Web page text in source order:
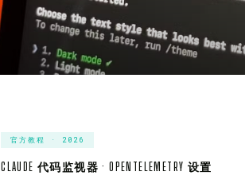
官方教程 · 2026
CLAUDE 代码监视器 · OPENTELEMETRY 设置